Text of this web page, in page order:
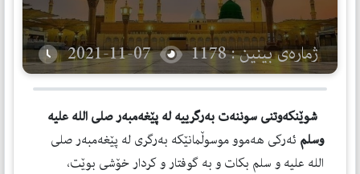
ژمارەی بینین : 1178 2021-11-07
شوێنكەوتنی سوننەت بەرگرییە لە پێغەمبەر صلی الله علیه
وسلم ئەركی هەموو موسوڵمانێكە بەرگری لە پێغەمبەر صلی
الله علیه و سلم بكات و بە گوفتار و كردار خۆشی بوێت،